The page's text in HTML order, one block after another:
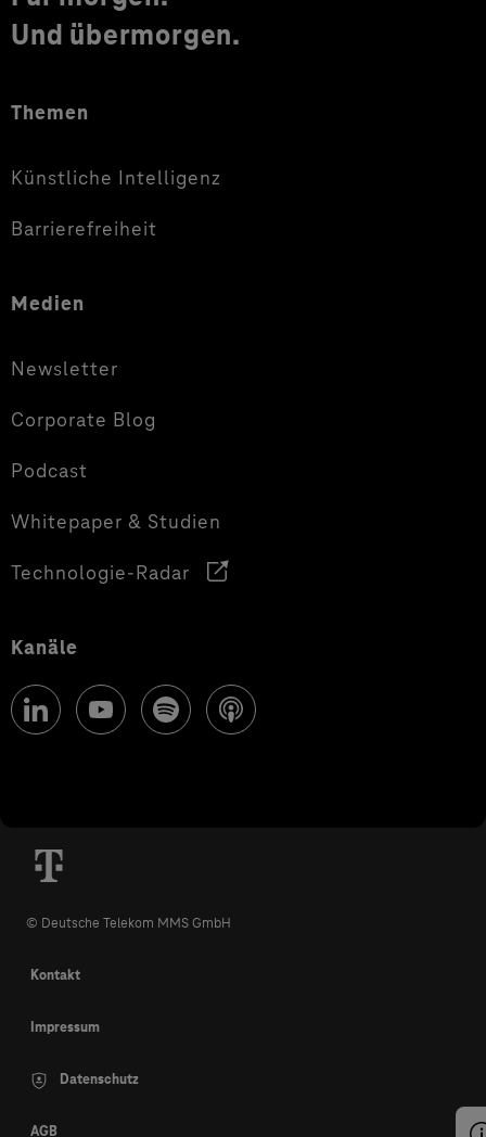
Und übermorgen.
Themen
Künstliche Intelligenz
Barrierefreiheit
Medien
Newsletter
Corporate Blog
Podcast
Whitepaper & Studien
Technologie-Radar
Kanäle
© Deutsche Telekom MMS GmbH
Kontakt
Impressum
Datenschutz
AGB